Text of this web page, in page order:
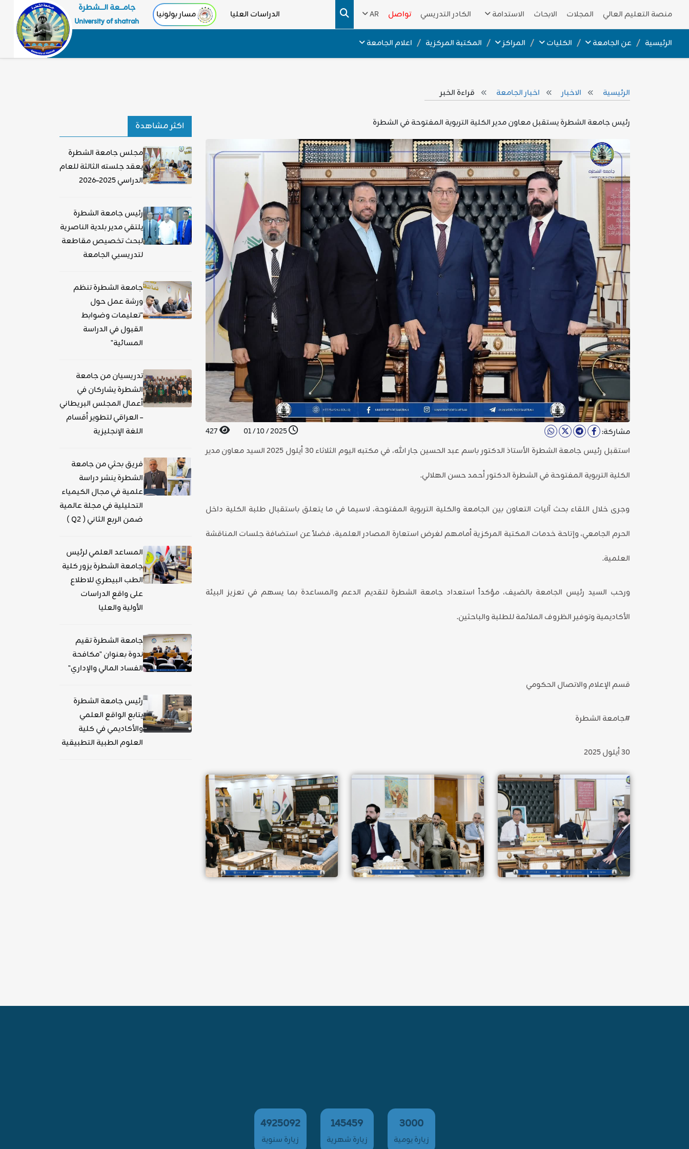
منصة التعليم العالي المجلات الابحاث الاستدامة الكادر التدريسي تواصل AR الدراسات العليا مسار بولونيا
جامـــعة الــــشطرة
University of shatrah
الرئيسية
عن الجامعة الكليات المراكز المكتبة المركزية اعلام الجامعة
الرئيسية الاخبار اخبار الجامعة قراءة الخبر
رئيس جامعة الشطرة يستقبل معاون مدير الكلية التربوية المفتوحة في الشطرة
مشاركة: 2025 / 10 / 01
استقبل رئيس جامعة الشطرة الأستاذ الدكتور باسم عبد الحسين جار الله، في مكتبه اليوم الثلاثاء 30 أيلول 2025 السيد معاون مدير
الكلية التربوية المفتوحة في الشطرة الدكتور أحمد حسن الهلالي.
وجرى خلال اللقاء بحث آليات التعاون بين الجامعة والكلية التربوية المفتوحة، لاسيما في ما يتعلق باستقبال طلبة الكلية داخل
الحرم الجامعي، وإتاحة خدمات المكتبة المركزية أمامهم لغرض استعارة المصادر العلمية، فضلاً عن استضافة جلسات المناقشة
العلمية.
ورحب السيد رئيس الجامعة بالضيف، مؤكداً استعداد جامعة الشطرة لتقديم الدعم والمساعدة بما يسهم في تعزيز البيئة
الأكاديمية وتوفير الظروف الملائمة للطلبة والباحثين.
قسم الإعلام والاتصال الحكومي
‏#جامعة الشطرة
30 أيلول 2025
اكثر مشاهدة
مجلس جامعة الشطرة
يعقد جلسته الثالثة للعام
الدراسي 2025–2026
رئيس جامعة الشطرة
يلتقي مدير بلدية الناصرية
لبحث تخصيص مقاطعة
لتدريسيي الجامعة
جامعة الشطرة تنظم
ورشة عمل حول
"تعليمات وضوابط
القبول في الدراسة
المسائية"
تدريسيان من جامعة
الشطرة يشاركان في
أعمال المجلس البريطاني
– العراقي لتطوير أقسام
اللغة الإنجليزية
فريق بحثي من جامعة
الشطرة ينشر دراسة
علمية في مجال الكيمياء
التحليلية في مجلة عالمية
ضمن الربع الثاني ( Q2 )
المساعد العلمي لرئيس
جامعة الشطرة يزور كلية
الطب البيطري للاطلاع
على واقع الدراسات
الأولية والعليا
جامعة الشطرة تقيم
ندوة بعنوان "مكافحة
الفساد المالي والإداري"
رئيس جامعة الشطرة
يتابع الواقع العلمي
والأكاديمي في كلية
العلوم الطبية التطبيقية
3000
زيارة يومية
145459
زيارة شهرية
4925092
زيارة سنوية